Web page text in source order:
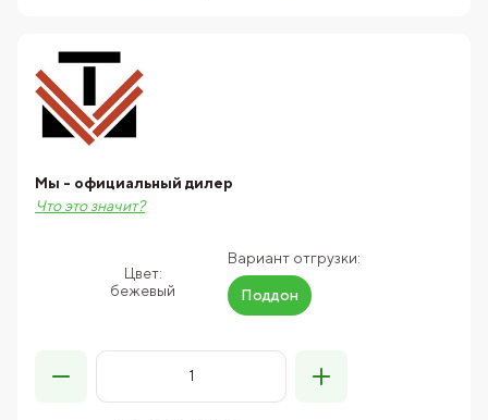
Цвет:
бежевый
Вариант отгрузки:
Поддон
Мы - официальный дилер
Что это значит?